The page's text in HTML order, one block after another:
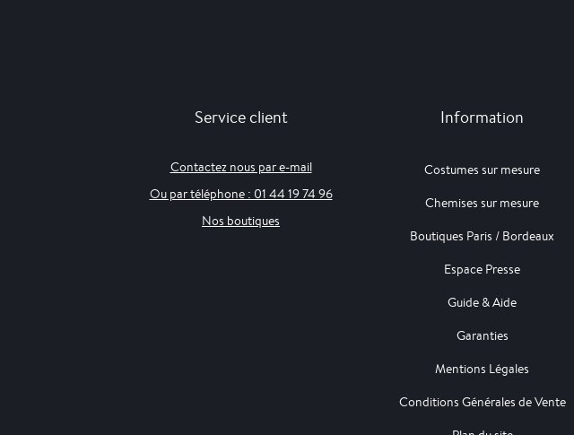
Service client
Contactez nous par e-mail
Ou par téléphone : 01 44 19 74 96
Nos boutiques
Information
Costumes sur mesure
Chemises sur mesure
Boutiques Paris / Bordeaux
Espace Presse
Guide & Aide
Garanties
Mentions Légales
Conditions Générales de Vente